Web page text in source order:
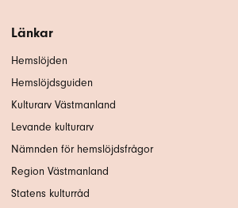
Länkar
Hemslöjden
Hemslöjdsguiden
Kulturarv Västmanland
Levande kulturarv
Nämnden för hemslöjdsfrågor
Region Västmanland
Statens kulturråd